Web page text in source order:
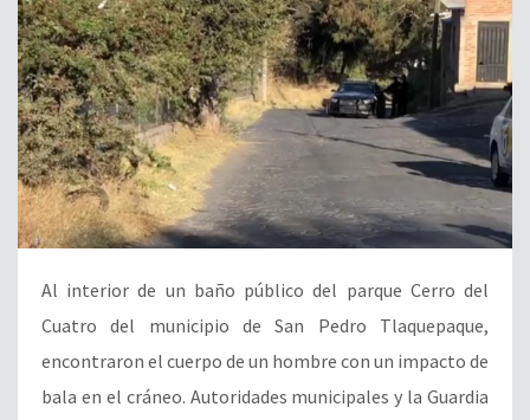
Al interior de un baño público del parque Cerro del
Cuatro del municipio de San Pedro Tlaquepaque,
encontraron el cuerpo de un hombre con un impacto de
bala en el cráneo. Autoridades municipales y la Guardia